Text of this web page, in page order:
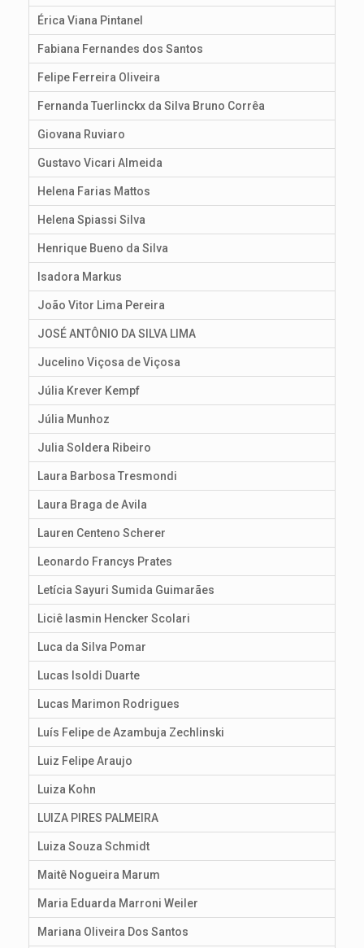
Érica Viana Pintanel
Fabiana Fernandes dos Santos
Felipe Ferreira Oliveira
Fernanda Tuerlinckx da Silva Bruno Corrêa
Giovana Ruviaro
Gustavo Vicari Almeida
Helena Farias Mattos
Helena Spiassi Silva
Henrique Bueno da Silva
Isadora Markus
João Vitor Lima Pereira
JOSÉ ANTÔNIO DA SILVA LIMA
Jucelino Viçosa de Viçosa
Júlia Krever Kempf
Júlia Munhoz
Julia Soldera Ribeiro
Laura Barbosa Tresmondi
Laura Braga de Avila
Lauren Centeno Scherer
Leonardo Francys Prates
Letícia Sayuri Sumida Guimarães
Liciê Iasmin Hencker Scolari
Luca da Silva Pomar
Lucas Isoldi Duarte
Lucas Marimon Rodrigues
Luís Felipe de Azambuja Zechlinski
Luiz Felipe Araujo
Luiza Kohn
LUIZA PIRES PALMEIRA
Luiza Souza Schmidt
Maitê Nogueira Marum
Maria Eduarda Marroni Weiler
Mariana Oliveira Dos Santos